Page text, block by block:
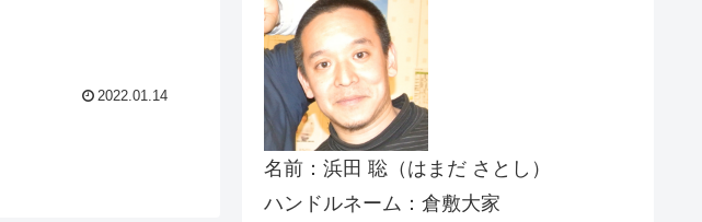
2022.01.14
名前：浜田 聡（はまだ さとし）
ハンドルネーム：倉敷大家